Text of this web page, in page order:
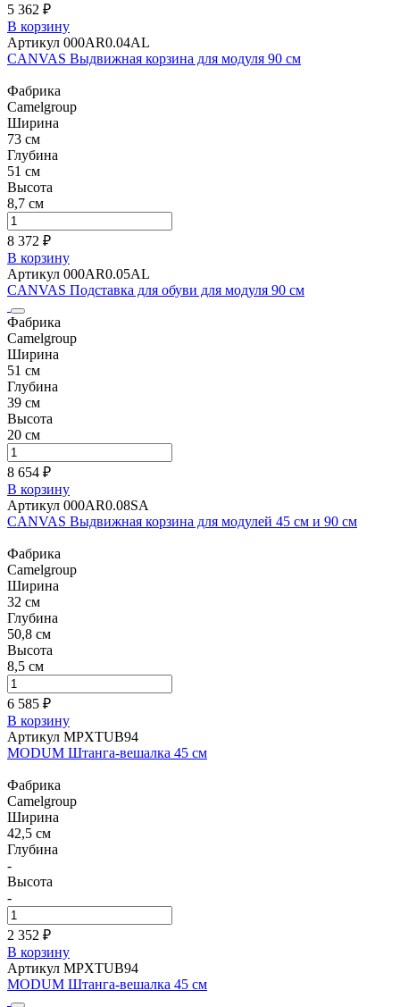
5 362 ₽
В корзину
Артикул 000AR0.04AL
CANVAS Выдвижная корзина для модуля 90 см
Фабрика
Camelgroup
Ширина
73 см
Глубина
51 см
Высота
8,7 см
8 372 ₽
В корзину
Артикул 000AR0.05AL
CANVAS Подставка для обуви для модуля 90 см
Фабрика
Camelgroup
Ширина
51 см
Глубина
39 см
Высота
20 см
8 654 ₽
В корзину
Артикул 000AR0.08SA
CANVAS Выдвижная корзина для модулей 45 см и 90 см
Фабрика
Camelgroup
Ширина
32 см
Глубина
50,8 см
Высота
8,5 см
6 585 ₽
В корзину
Артикул MPXTUB94
MODUM Штанга-вешалка 45 см
Фабрика
Camelgroup
Ширина
42,5 см
Глубина
-
Высота
-
2 352 ₽
В корзину
Артикул MPXTUB94
MODUM Штанга-вешалка 45 см